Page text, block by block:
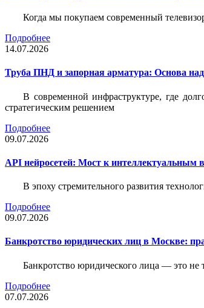
Когда мы покупаем современный
Подробнее
14.07.2026
Труба ПНД и запорная арматура: Основа
В современной инфраструктуре, где
стратегическим решением
Подробнее
09.07.2026
API нейросетей: Мост к интеллектуальным
В эпоху стремительного развития
Подробнее
09.07.2026
Банкротство юридических лиц в Москве:
Банкротство юридического лица — это не
Подробнее
07.07.2026